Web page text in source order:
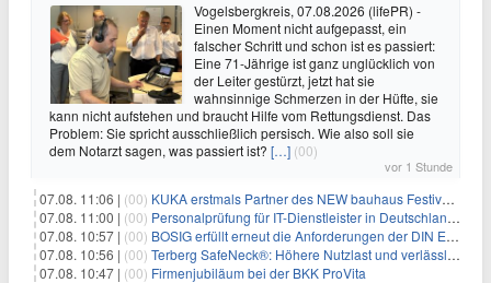
Vogelsbergkreis, 07.08.2026 (lifePR) -
Einen Moment nicht aufgepasst, ein
falscher Schritt und schon ist es passiert:
Eine 71-Jährige ist ganz unglücklich von
der Leiter gestürzt, jetzt hat sie
wahnsinnige Schmerzen in der Hüfte, sie
kann nicht aufstehen und braucht Hilfe vom Rettungsdienst. Das
Problem: Sie spricht ausschließlich persisch. Wie also soll sie
dem Notarzt sagen, was passiert ist? […] (00)
vor 1 Stunde
07.08. 11:06 | (00) KUKA erstmals Partner des NEW bauhaus Festivals 2026 in Weimar
07.08. 11:00 | (00) Personalprüfung für IT-Dienstleister in Deutschland: Was öffentliche Auftraggeber jetzt voraussetzen
07.08. 10:57 | (00) BOSIG erfüllt erneut die Anforderungen der DIN EN ISO 45001
07.08. 10:56 | (00) Terberg SafeNeck®: Höhere Nutzlast und verlässliche Fahrstabilität auf steilen Rampen
07.08. 10:47 | (00) Firmenjubiläum bei der BKK ProVita